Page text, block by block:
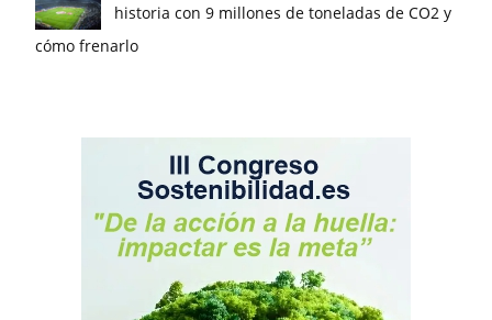
historia con 9 millones de toneladas de CO2 y
cómo frenarlo